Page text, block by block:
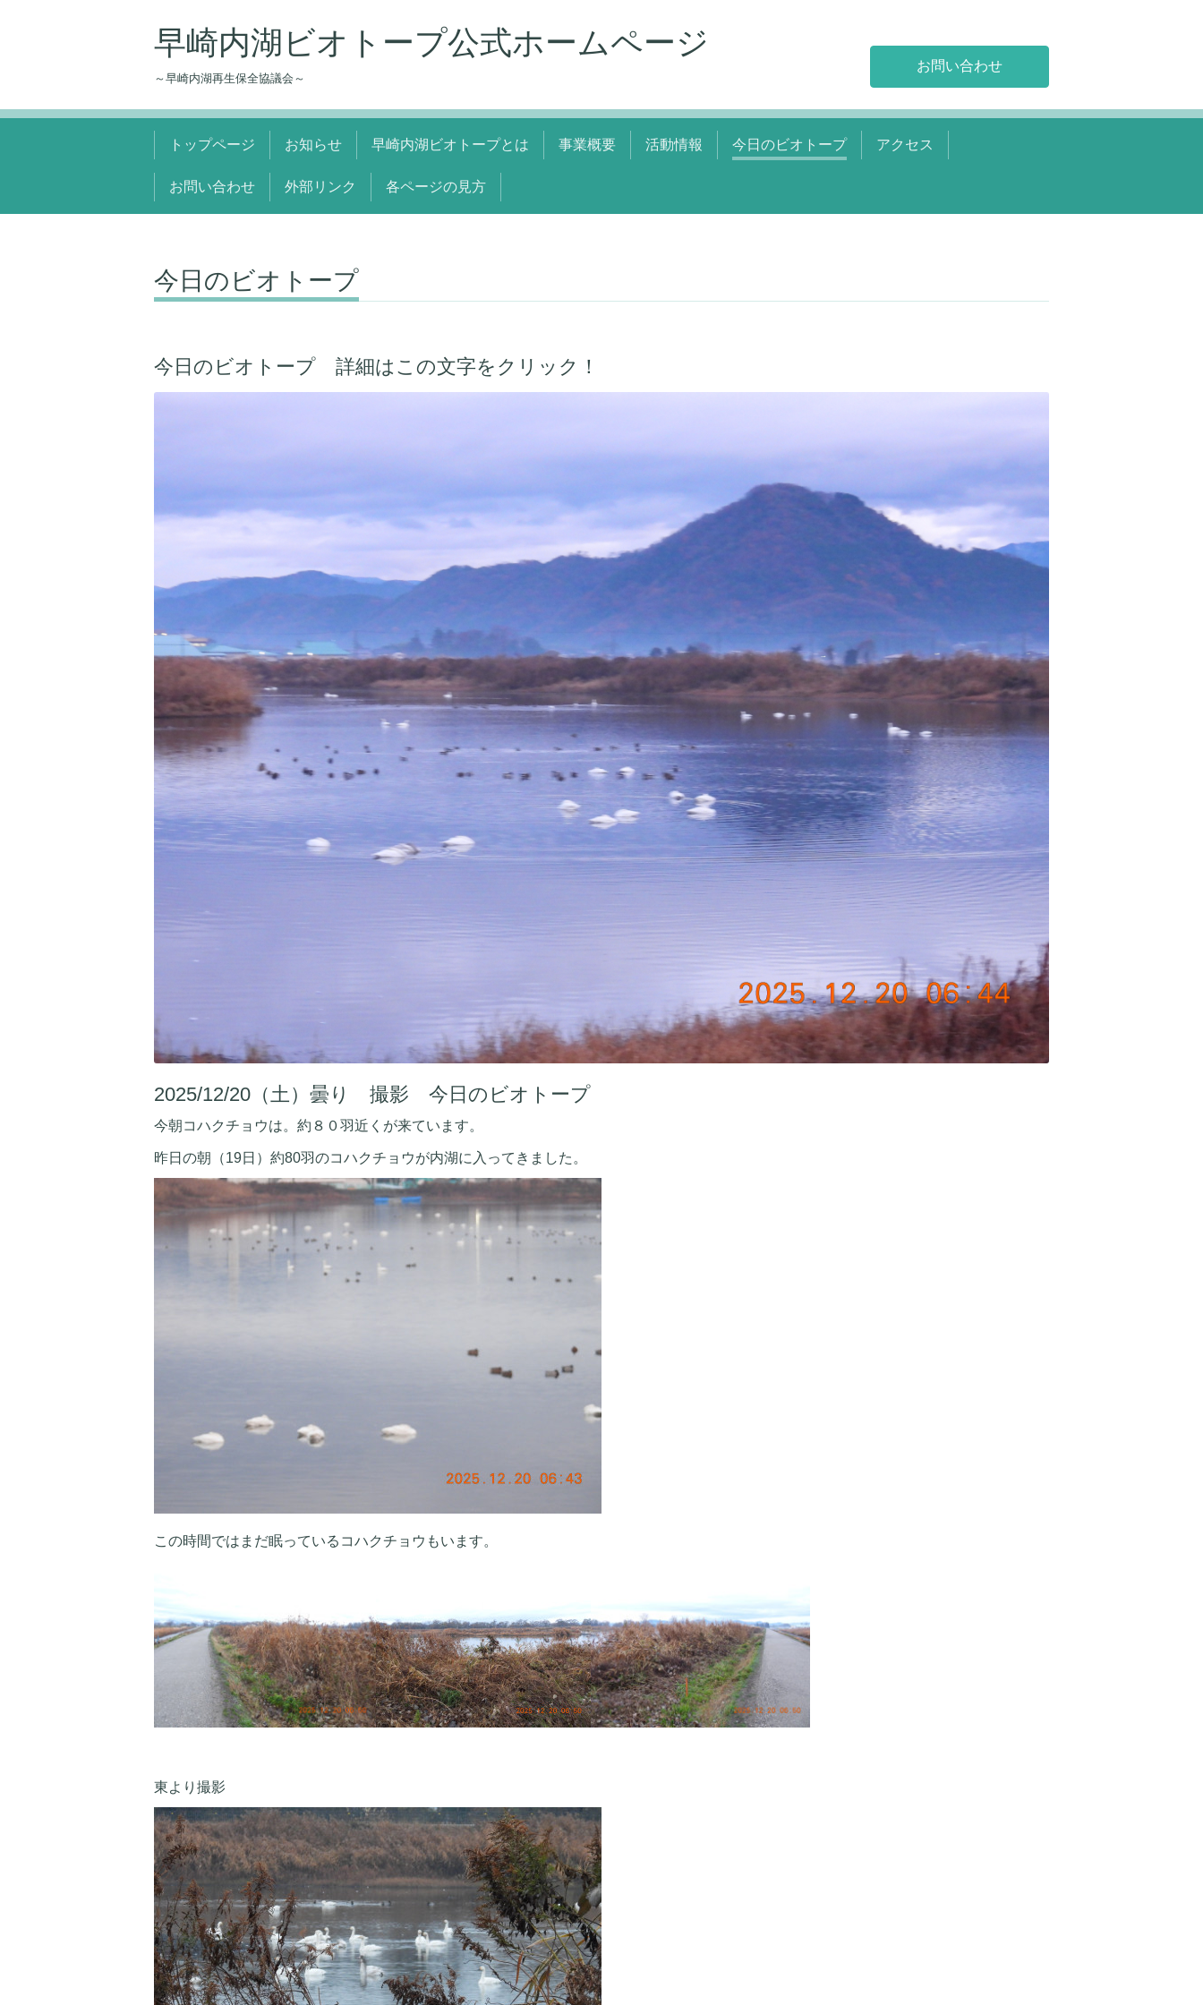
早崎内湖ビオトープ公式ホームページ
～早崎内湖再生保全協議会～
お問い合わせ
トップページ お知らせ 早崎内湖ビオトープとは 事業概要 活動情報 今日のビオトープ アクセス
お問い合わせ 外部リンク 各ページの見方
今日のビオトープ
今日のビオトープ 詳細はこの文字をクリック！
2025/12/20（土）曇り 撮影 今日のビオトープ
今朝コハクチョウは。約８０羽近くが来ています。
昨日の朝（19日）約80羽のコハクチョウが内湖に入ってきました。
この時間ではまだ眠っているコハクチョウもいます。
東より撮影